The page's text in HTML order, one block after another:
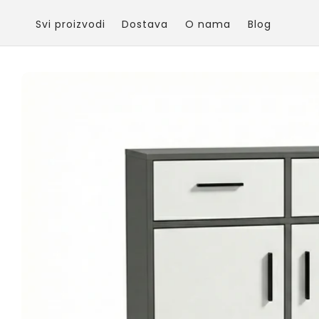
content
Svi proizvodi Dostava O nama Blog